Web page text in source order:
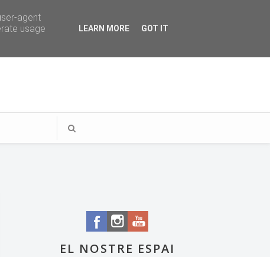
EL NOSTRE ESPAI
agent
usage
LEARN MORE GOT IT